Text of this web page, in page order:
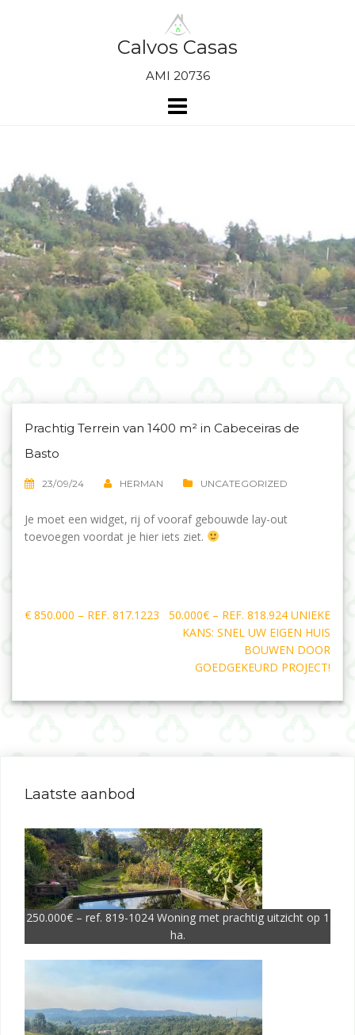
Calvos Casas
AMI 20736
Prachtig Terrein van 1400 m² in Cabeceiras de
Basto
23/09/24 HERMAN UNCATEGORIZED
Je moet een widget, rij of vooraf gebouwde lay-out
toevoegen voordat je hier iets ziet.
Bericht
navigatie
€ 850.000 – REF. 817.1223
50.000€ – REF. 818.924 UNIEKE
KANS: SNEL UW EIGEN HUIS
BOUWEN DOOR
GOEDGEKEURD PROJECT!
Laatste aanbod
250.000€ – ref. 819-1024 Woning met prachtig uitzicht op 1
ha.